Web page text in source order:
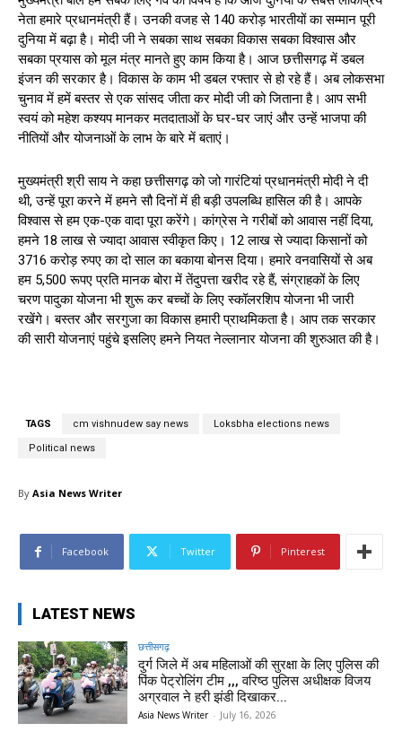
नेता हमारे प्रधानमंत्री हैं। उनकी वजह से 140 करोड़ भारतीयों का सम्मान पूरी
दुनिया में बढ़ा है। मोदी जी ने सबका साथ सबका विकास सबका विश्वास और
सबका प्रयास को मूल मंत्र मानते हुए काम किया है। आज छत्तीसगढ़ में डबल
इंजन की सरकार है। विकास के काम भी डबल रफ्तार से हो रहे हैं। अब लोकसभा
चुनाव में हमें बस्तर से एक सांसद जीता कर मोदी जी को जिताना है। आप सभी
स्वयं को महेश कश्यप मानकर मतदाताओं के घर-घर जाएं और उन्हें भाजपा की
नीतियों और योजनाओं के लाभ के बारे में बताएं।
मुख्यमंत्री श्री साय ने कहा छत्तीसगढ़ को जो गारंटियां प्रधानमंत्री मोदी ने दी
थी, उन्हें पूरा करने में हमने सौ दिनों में ही बड़ी उपलब्धि हासिल की है। आपके
विश्वास से हम एक-एक वादा पूरा करेंगे। कांग्रेस ने गरीबों को आवास नहीं दिया,
हमने 18 लाख से ज्यादा आवास स्वीकृत किए। 12 लाख से ज्यादा किसानों को
3716 करोड़ रुपए का दो साल का बकाया बोनस दिया। हमारे वनवासियों से अब
हम 5,500 रूपए प्रति मानक बोरा में तेंदुपत्ता खरीद रहे हैं, संग्राहकों के लिए
चरण पादुका योजना भी शुरू कर बच्चों के लिए स्कॉलरशिप योजना भी जारी
रखेंगे। बस्तर और सरगुजा का विकास हमारी प्राथमिकता है। आप तक सरकार
की सारी योजनाएं पहुंचे इसलिए हमने नियत नेल्लानार योजना की शुरुआत की है।
TAGS cm vishnudew say news Loksbha elections news
Political news
By Asia News Writer
Facebook Twitter Pinterest
LATEST NEWS
छत्तीसगढ़
दुर्ग जिले में अब महिलाओं की सुरक्षा के लिए पुलिस की
पिंक पेट्रोलिंग टीम ,,, वरिष्ठ पुलिस अधीक्षक विजय
अग्रवाल ने हरी झंडी दिखाकर...
Asia News Writer - July 16, 2026